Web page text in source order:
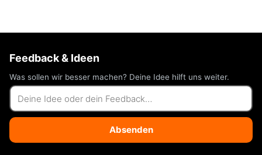
Feedback & Ideen
Was sollen wir besser machen? Deine Idee hilft uns weiter.
Absenden